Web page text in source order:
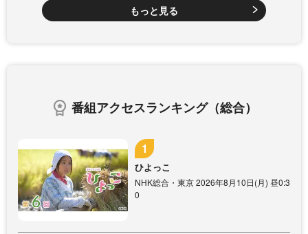
もっと見る
番組アクセスランキング（総合）
ひよっこ
NHK総合・東京 2026年8月10日(月) 昼0:3
0